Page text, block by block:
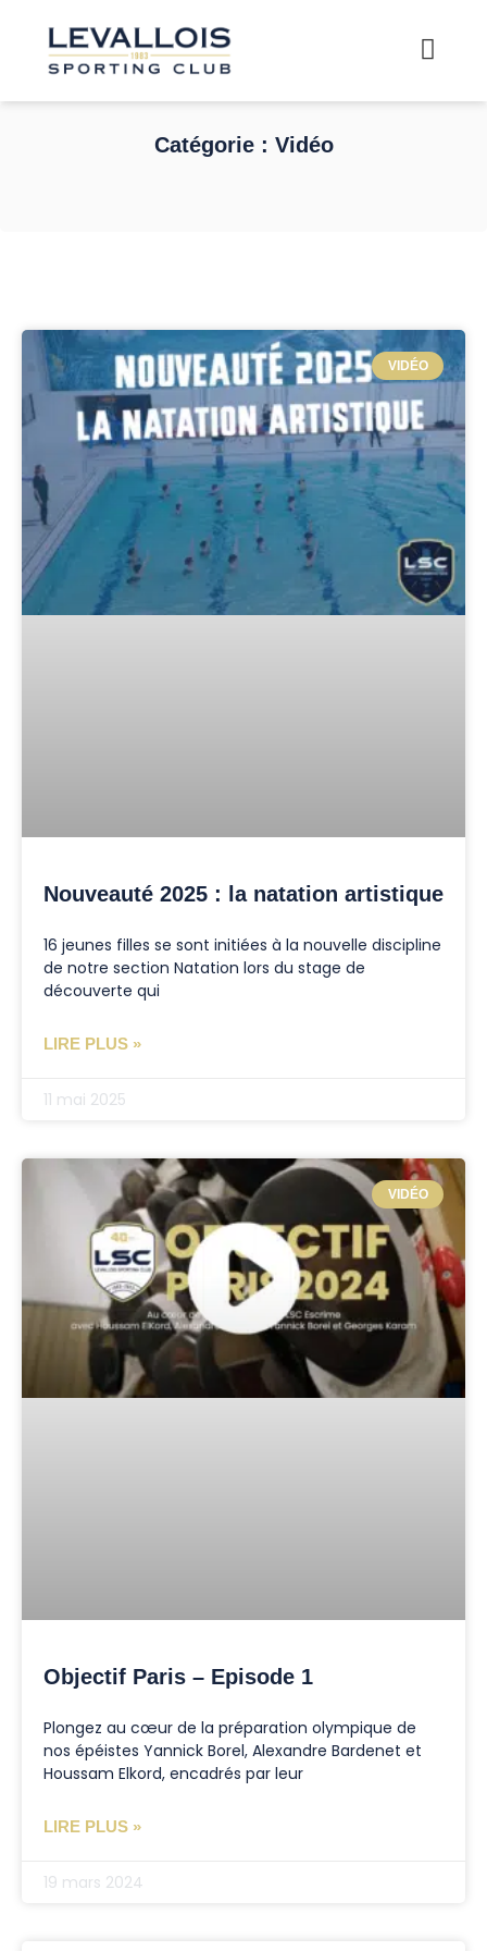
Catégorie : Vidéo
VIDÉO
Nouveauté 2025 : la natation artistique
16 jeunes filles se sont initiées à la nouvelle discipline
de notre section Natation lors du stage de
découverte qui
LIRE PLUS »
11 mai 2025
VIDÉO
Objectif Paris – Episode 1
Plongez au cœur de la préparation olympique de
nos épéistes Yannick Borel, Alexandre Bardenet et
Houssam Elkord, encadrés par leur
LIRE PLUS »
19 mars 2024